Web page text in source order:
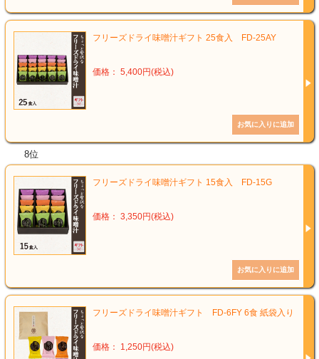
フリーズドライ味噌汁ギフト 25食入 FD-25AY
価格： 5,400円(税込)
8位
フリーズドライ味噌汁ギフト 15食入 FD-15G
価格： 3,350円(税込)
フリーズドライ味噌汁ギフト FD-6FY 6食 紙袋入り
価格： 1,250円(税込)